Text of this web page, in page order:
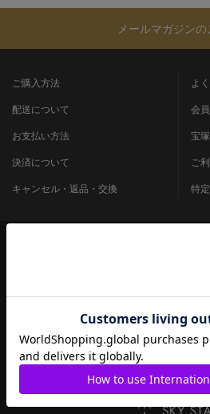
メールマガジンの
ご購入方法
配送について
お支払い方法
決済について
キャンセル・返品・交換
よ
会
宝
ご
特